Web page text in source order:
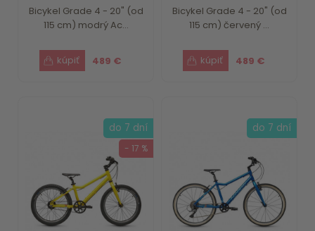
Bicykel Grade 4 - 20" (od
115 cm) modrý Ac...
489 €
Bicykel Grade 4 - 20" (od
115 cm) červený ...
489 €
do 7 dní
- 17 %
do 7 dní